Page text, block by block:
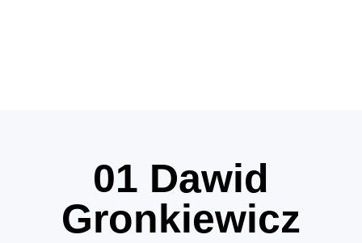
01 Dawid
Gronkiewicz